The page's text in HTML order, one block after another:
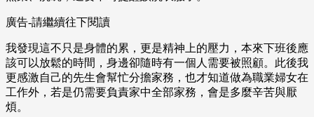
廣告-請繼續往下閱讀
我發現這不只是身體的累，更是精神上的壓力，本來下班後應
該可以放鬆的時間，身邊卻隨時有一個人需要被照顧。此後我
更感激自己的先生會幫忙分擔家務，也才知道做為職業婦女在
工作外，若是仍需要負責家中全部家務，會是多麼辛苦與厭
煩。